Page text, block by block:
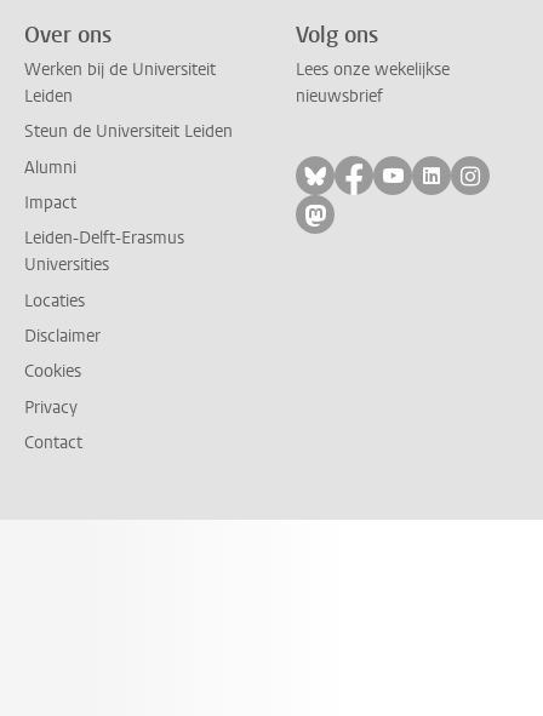
Over ons
Werken bij de Universiteit
Leiden
Steun de Universiteit Leiden
Alumni
Impact
Leiden-Delft-Erasmus
Universities
Locaties
Disclaimer
Cookies
Privacy
Contact
Volg ons
Lees onze wekelijkse
nieuwsbrief
Volg ons op bluesky
Volg ons op
Volg ons op
Volg ons
Volg
Volg ons op mastodon